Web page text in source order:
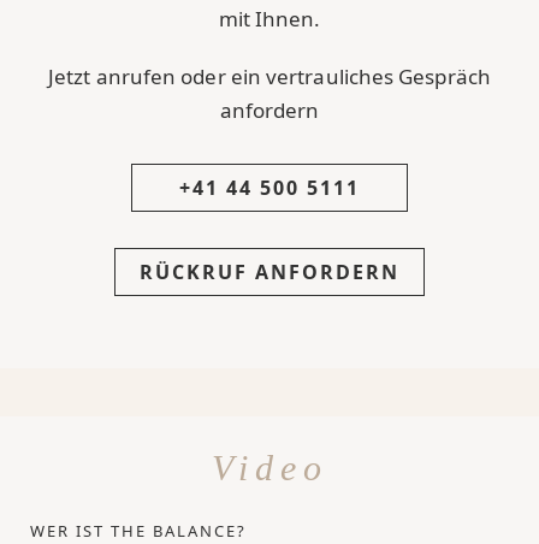
mit Ihnen.
Jetzt anrufen oder ein vertrauliches Gespräch
anfordern
+41 44 500 5111
RÜCKRUF ANFORDERN
Video
WER IST THE BALANCE?